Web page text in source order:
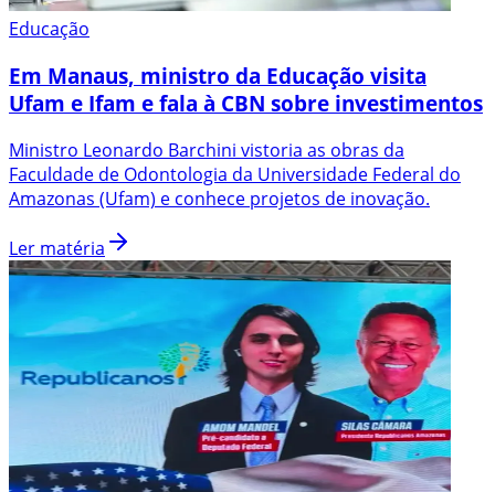
Educação
Em Manaus, ministro da Educação visita
Ufam e Ifam e fala à CBN sobre investimentos
Ministro Leonardo Barchini vistoria as obras da
Faculdade de Odontologia da Universidade Federal do
Amazonas (Ufam) e conhece projetos de inovação.
Ler matéria